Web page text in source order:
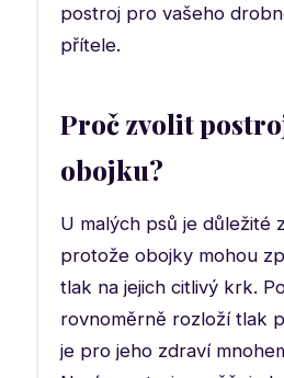
postroj pro vašeho
přítele.
Proč zvolit
obojku?
U malých psů je důležité
protože obojky mohou
tlak na jejich citlivý krk.
rovnoměrně rozloží tlak
je pro jeho zdraví